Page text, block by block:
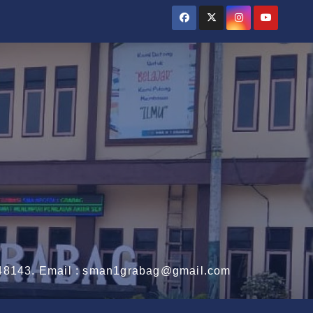
Email : sman1grabag@gmail.com